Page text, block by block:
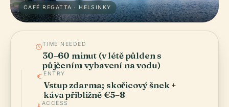
CAFÉ REGATTA · HELSINKY
TIME NEEDED
30–60 minut (v létě půlden s
půjčením vybavení na vodu)
ENTRY
Vstup zdarma; skořicový šnek +
káva přibližně €5–8
ACCESS